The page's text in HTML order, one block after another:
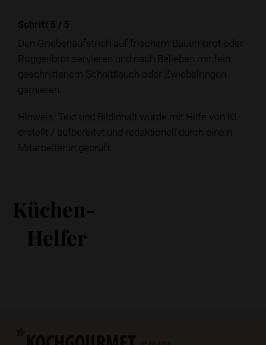
Schritt 5 / 5
Den Griebenaufstrich auf frischem Bauernbrot oder
Roggenbrot servieren und nach Belieben mit fein
geschnittenem Schnittlauch oder Zwiebelringen
garnieren.
Hinweis: Text und Bildinhalt wurde mit Hilfe von KI
erstellt / aufbereitet und redaktionell durch eine:n
Mitarbeiter:in geprüft.
Küchen-
Helfer